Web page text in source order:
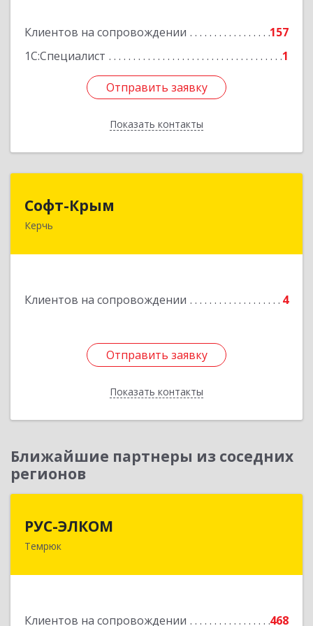
Клиентов на сопровождении
157
1С:Специалист
1
Отправить заявку
Показать контакты
Отправить заявку
Назад
Софт-Крым
Керчь
Клиентов на сопровождении 4
Отправить заявку
Показать контакты
Республика Калмыкия, г. Элиста, ул. Губаревича,
Отправить заявку
Назад
Ближайшие партнеры из соседних
регионов
РУС-ЭЛКОМ
Темрюк
Клиентов на сопровождении 468
353500, Краснодарский край, Темрюкский р-н,